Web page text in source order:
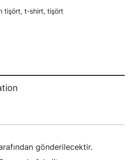
shirt
tişört
tişört, t-shirt, tişört
gönderilecektir.